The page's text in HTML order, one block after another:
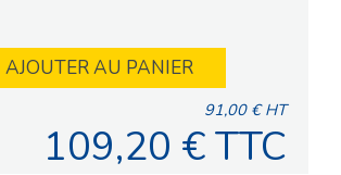
AJOUTER AU PANIER
91,00 € HT
109,20 € TTC